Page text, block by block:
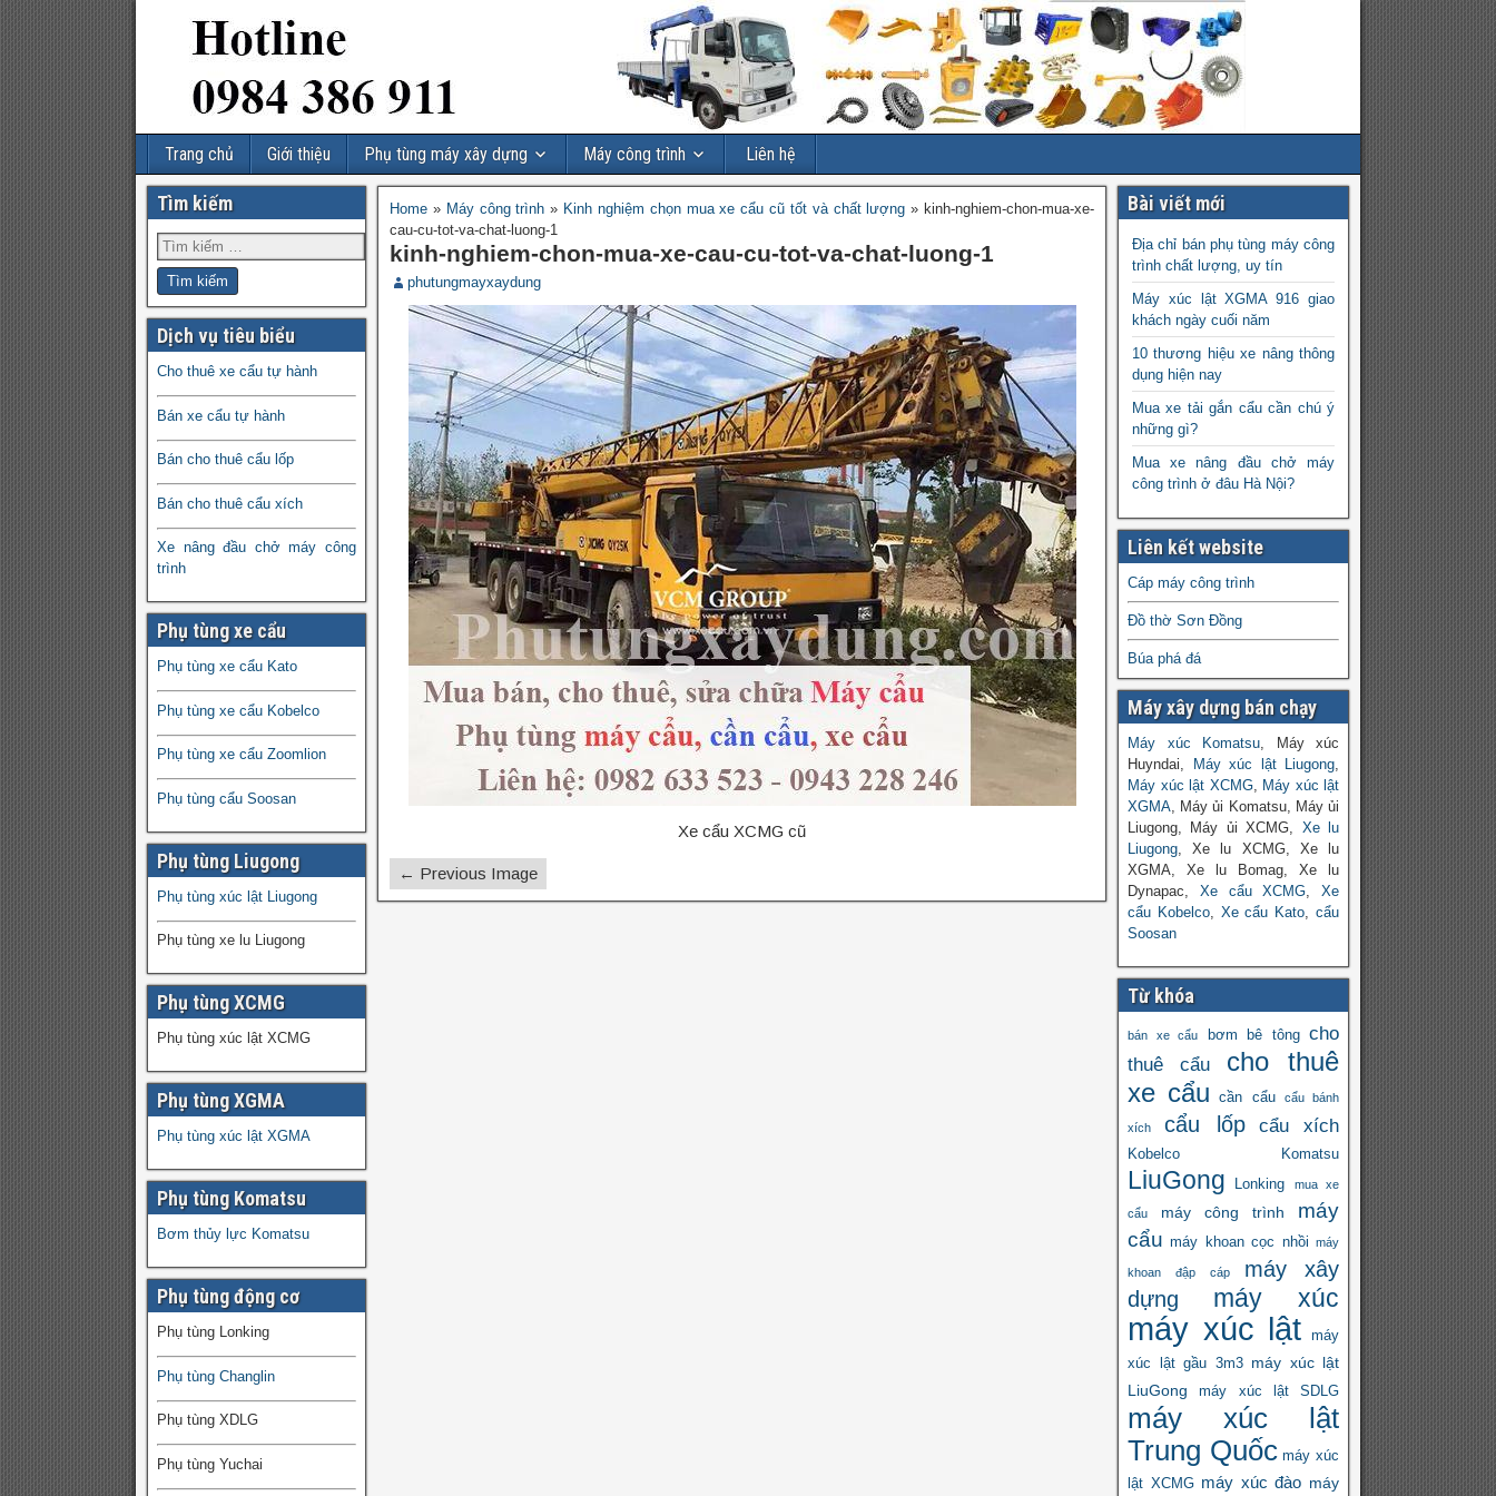
Trang chủ Giới thiệu Phụ tùng máy xây dựng Máy công trình Liên hệ
Home » Máy công trình » Kinh nghiệm chọn mua xe cẩu cũ tốt và chất lượng » kinh-nghiem-chon-mua-xe-
cau-cu-tot-va-chat-luong-1
kinh-nghiem-chon-mua-xe-cau-cu-tot-va-chat-luong-1
phutungmayxaydung
Xe cẩu XCMG cũ
← Previous Image
Tìm kiếm
Dịch vụ tiêu biểu
Cho thuê xe cẩu tự hành
Bán xe cẩu tự hành
Bán cho thuê cẩu lốp
Bán cho thuê cẩu xích
Xe nâng đầu chở máy công
trình
Phụ tùng xe cẩu
Phụ tùng xe cẩu Kato
Phụ tùng xe cẩu Kobelco
Phụ tùng xe cẩu Zoomlion
Phụ tùng cẩu Soosan
Phụ tùng Liugong
Phụ tùng xúc lật Liugong
Phụ tùng xe lu Liugong
Phụ tùng XCMG
Phụ tùng xúc lật XCMG
Phụ tùng XGMA
Phụ tùng xúc lật XGMA
Phụ tùng Komatsu
Bơm thủy lực Komatsu
Phụ tùng động cơ
Phụ tùng Lonking
Phụ tùng Changlin
Phụ tùng XDLG
Phụ tùng Yuchai
Bài viết mới
Địa chỉ bán phụ tùng máy công
trình chất lượng, uy tín
Máy xúc lật XGMA 916 giao
khách ngày cuối năm
10 thương hiệu xe nâng thông
dụng hiện nay
Mua xe tải gắn cẩu cần chú ý
những gì?
Mua xe nâng đầu chở máy
công trình ở đâu Hà Nội?
Liên kết website
Cáp máy công trình
Đồ thờ Sơn Đồng
Búa phá đá
Máy xây dựng bán chạy
Máy xúc Komatsu, Máy xúc
Huyndai,
Máy xúc lật Liugong,
Máy xúc lật XCMG, Máy xúc lật
XGMA, Máy ủi Komatsu, Máy ủi
Liugong, Máy ủi XCMG, Xe lu
Liugong, Xe lu XCMG, Xe lu
XGMA, Xe lu Bomag, Xe lu
Dynapac, Xe cẩu XCMG, Xe
cẩu Kobelco, Xe cẩu Kato,cẩu
Soosan
Từ khóa
bán xe cẩu bơm bê tông
cho
thuê cẩu
cho thuê
xe cẩu
cần cẩu cẩu bánh
xích cẩu lốp cẩu xích
Kobelco Komatsu
LiuGong Lonking mua xe
cẩu máy công trình
máy
cẩu máy khoan cọc nhồi máy
khoan đập cáp
máy xây
dựng
máy xúc
máy xúc lật
máy
xúc lật gầu 3m3
máy xúc lật
LiuGong
máy xúc lật SDLG
máy xúc lật
Trung Quốc máy xúc
lật XCMG máy xúc đào máy